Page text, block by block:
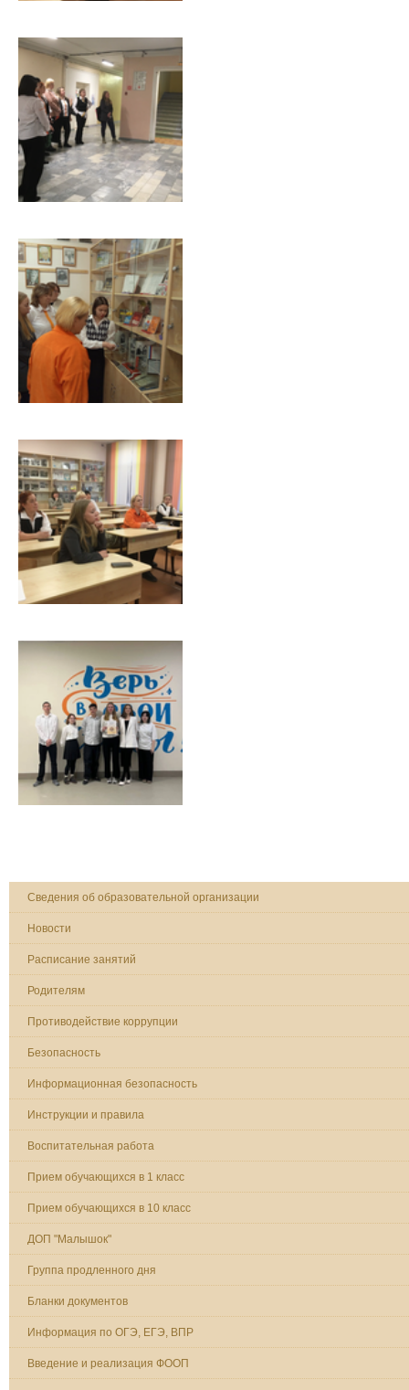
Сведения об образовательной организации
Новости
Расписание занятий
Родителям
Противодействие коррупции
Безопасность
Информационная безопасность
Инструкции и правила
Воспитательная работа
Прием обучающихся в 1 класс
Прием обучающихся в 10 класс
ДОП "Малышок"
Группа продленного дня
Бланки документов
Информация по ОГЭ, ЕГЭ, ВПР
Введение и реализация ФООП